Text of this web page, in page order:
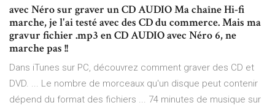
avec Néro sur graver un CD AUDIO Ma chaîne Hi-fi
marche, je l'ai testé avec des CD du commerce. Mais ma
gravur fichier .mp3 en CD AUDIO avec Néro 6, ne
marche pas !!
Dans iTunes sur PC, découvrez comment graver des CD et
DVD. ... Le nombre de morceaux qu'un disque peut contenir
dépend du format des fichiers ... 74 minutes de musique sur